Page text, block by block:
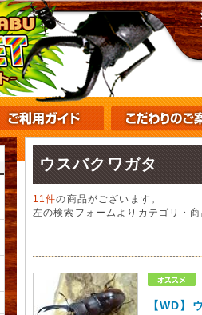
ウスバクワガタ
11件の商品がございます。
左の検索フォームよりカテゴリ・
【WD